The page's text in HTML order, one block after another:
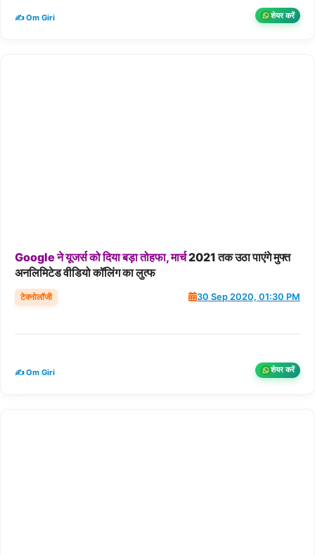
✍️ Om Giri शेयर करें
Google नेयूजर्सकोदियाबड़ातोहफा,मार्च2021 तक उठा पाएंगे मुफ्त
अनलिमिटेड वीडियो कॉलिंग का लुत्फ
टेक्नोलॉजी 30 Sep 2020, 01:30 PM
✍️ Om Giri शेयर करें